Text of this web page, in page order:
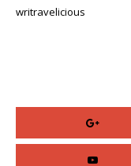
writravelicious